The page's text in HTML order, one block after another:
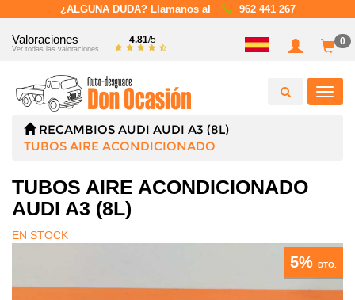
¿ALGUNA DUDA? Llamanos al 962 441 267
Valoraciones
Ver todas las valoraciones
4.81/5 0
RECAMBIOS AUDI AUDI A3 (8L)
TUBOS AIRE ACONDICIONADO
TUBOS AIRE ACONDICIONADO
AUDI A3 (8L)
EN STOCK
5% DTO.